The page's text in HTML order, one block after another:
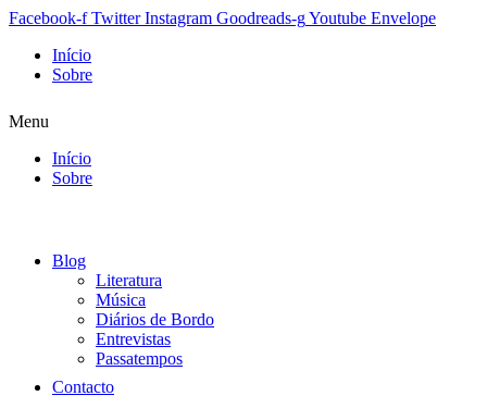
Facebook-f Twitter Instagram Goodreads-gYoutube Envelope
Início
Sobre
Menu
Início
Sobre
Blog
Literatura
Música
Diários de Bordo
Entrevistas
Passatempos
Contacto